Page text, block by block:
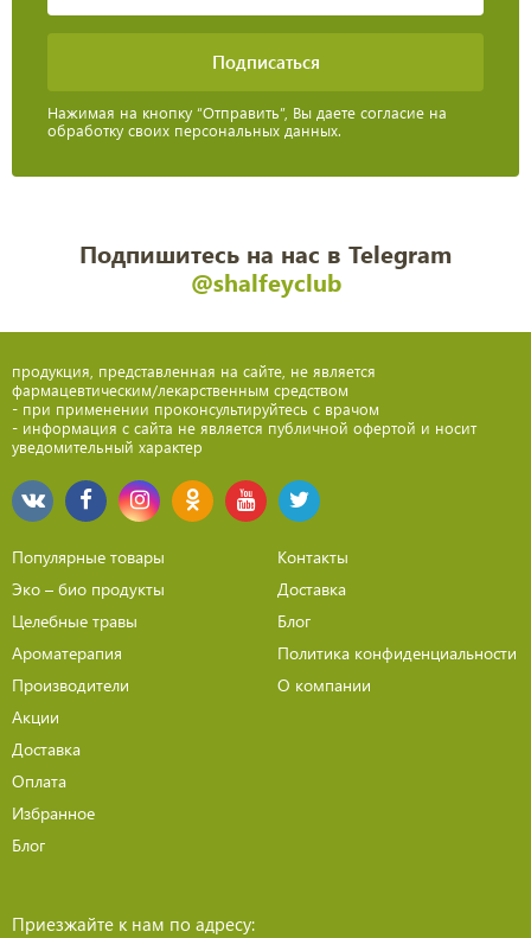
Нажимая на кнопку “Отправить”, Вы даете согласие на
обработку своих персональных данных.
Подпишитесь на нас в Telegram
@shalfeyclub
продукция, представленная на сайте, не является
фармацевтическим/лекарственным средством
- при применении проконсультируйтесь с врачом
- информация с сайта не является публичной офертой и носит
уведомительный характер
Популярные товары
Эко – био продукты
Целебные травы
Ароматерапия
Производители
Акции
Доставка
Оплата
Избранное
Блог
Контакты
Доставка
Блог
Политика конфиденциальности
О компании
Приезжайте к нам по адресу: